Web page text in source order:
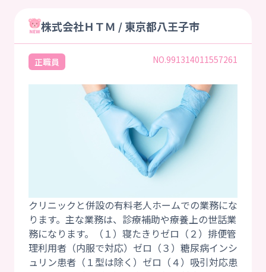
株式会社ＨＴＭ / 東京都八王子市
正職員 NO.991314011557261
クリニックと併設の有料老人ホームでの業務にな
ります。主な業務は、診療補助や療養上の世話業
務になります。（１）寝たきりゼロ（２）排便管
理利用者（内服で対応）ゼロ（３）糖尿病インシ
ュリン患者（１型は除く）ゼロ（４）吸引対応患